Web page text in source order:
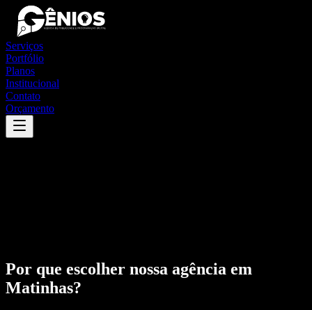
Serviços
Portfólio
Planos
Institucional
Contato
Orçamento
Por que escolher nossa agência em
Matinhas?